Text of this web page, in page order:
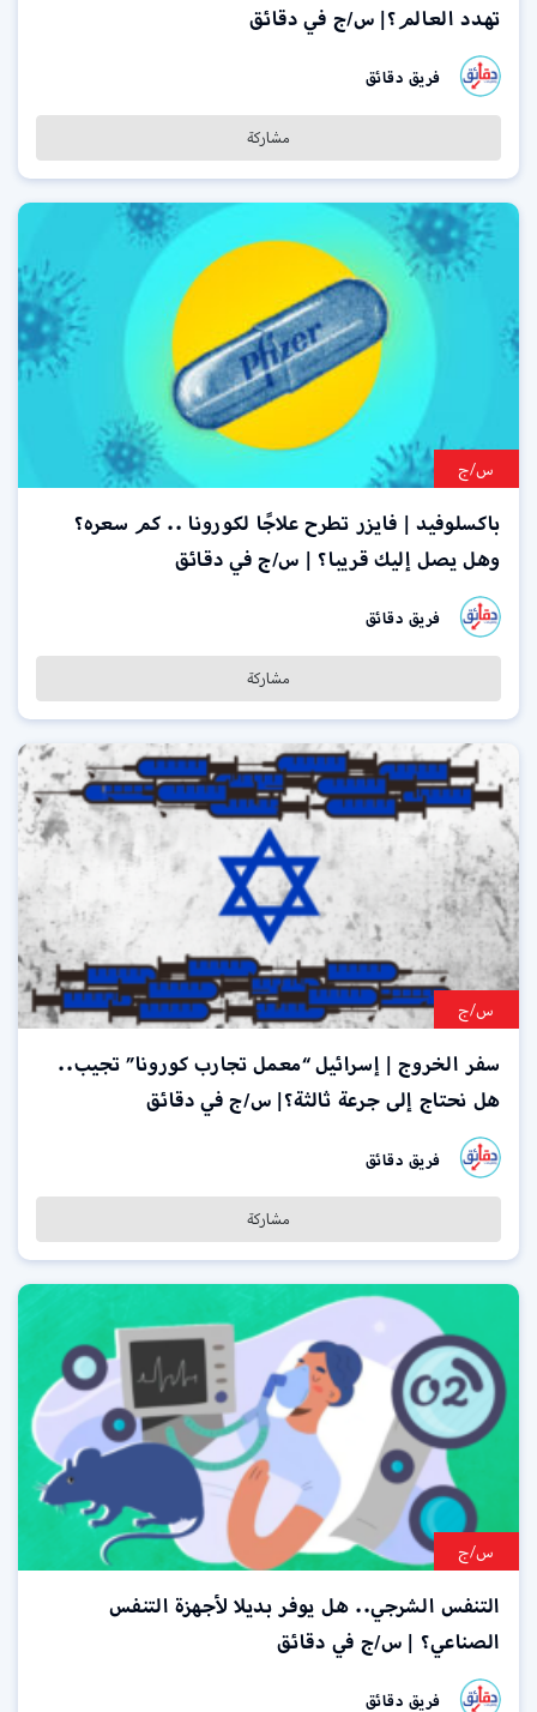
تهدد العالم؟| س/ج في دقائق
فريق دقائق
مشاركة
س/ج
باكسلوفيد | فايزر تطرح علاجًا لكورونا .. كم سعره؟
وهل يصل إليك قريبا؟ | س/ج في دقائق
فريق دقائق
مشاركة
س/ج
سفر الخروج | إسرائيل “معمل تجارب كورونا” تجيب..
هل نحتاج إلى جرعة ثالثة؟| س/ج في دقائق
فريق دقائق
مشاركة
س/ج
التنفس الشرجي.. هل يوفر بديلا لأجهزة التنفس
الصناعي؟ | س/ج في دقائق
فريق دقائق